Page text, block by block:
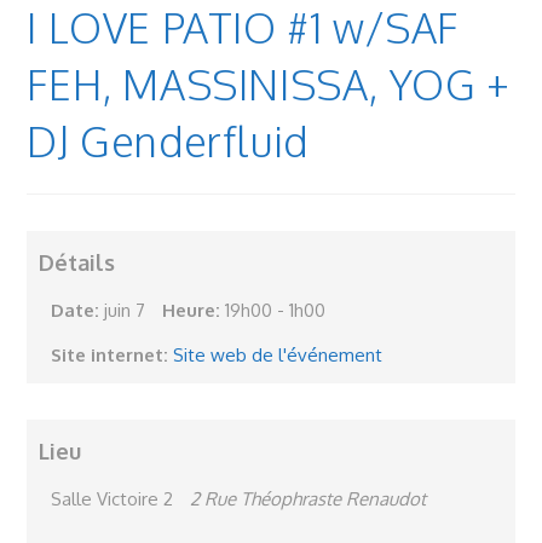
I LOVE PATIO #1 w/SAF
FEH, MASSINISSA, YOG +
DJ Genderfluid
Détails
Date: juin 7 Heure: 19h00 - 1h00
Site internet: Site web de l'événement
Lieu
Salle Victoire 2 2 Rue Théophraste Renaudot